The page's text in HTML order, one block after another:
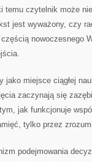
temu czytelnik może
jest wyważony, czy
nowoczesnego
jako miejsce ciągłej
zaczynają się
jak funkcjonuje
tylko przez
podejmowania